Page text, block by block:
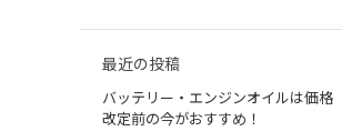
最近の投稿
バッテリー・エンジンオイルは価格
改定前の今がおすすめ！